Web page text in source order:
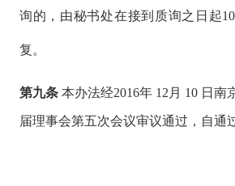
询的，由秘书处在接到质询之日起
复。
第九条 本办法经2016年 12月 10 日南
届理事会第五次会议审议通过，自通